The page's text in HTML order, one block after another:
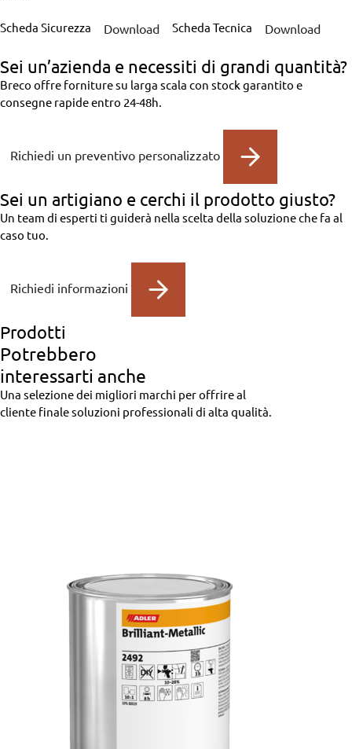
Scheda Sicurezza Download Scheda Tecnica Download
Sei un’azienda e necessiti di grandi quantità?
Breco offre forniture su larga scala con stock garantito e
consegne rapide entro 24-48h.
Richiedi un preventivo personalizzato
Sei un artigiano e cerchi il prodotto giusto?
Un team di esperti ti guiderà nella scelta della soluzione che fa al
caso tuo.
Richiedi informazioni
Prodotti
Potrebbero
interessarti anche
Una selezione dei migliori marchi per offrire al
cliente finale soluzioni professionali di alta qualità.